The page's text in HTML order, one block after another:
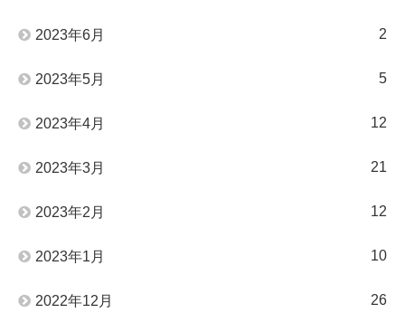
2023年6月 2
2023年5月 5
2023年4月 12
2023年3月 21
2023年2月 12
2023年1月 10
2022年12月 26